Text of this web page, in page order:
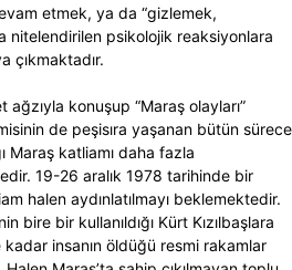
etmek, ya da “gizlemek,
nitelendirilen psikolojik reaksiyonlara
çıkmaktadır.
konuşup “Maraş olayları”
de peşisıra yaşanan bütün sürece
Maraş katliamı daha fazla
19-26 aralık 1978 tarihinde bir
halen aydınlatılmayı beklemektedir.
bire bir kullanıldığı Kürt Kızılbaşlara
insanın öldüğü resmi rakamlar